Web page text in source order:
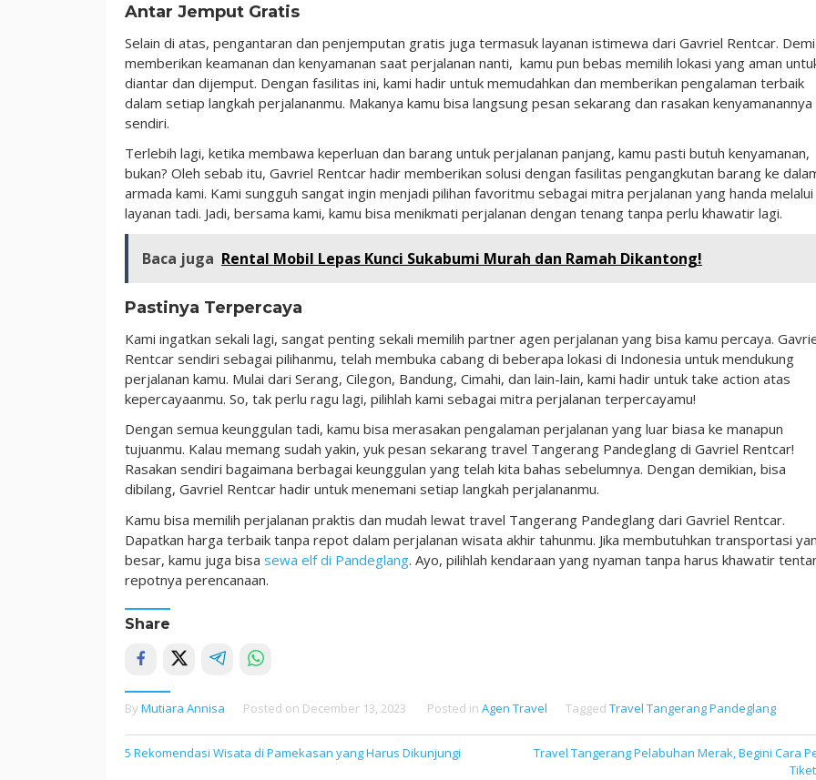
Antar Jemput Gratis
Selain di atas, pengantaran dan penjemputan gratis juga termasuk layanan istimewa dari Gavriel Rentcar. Demi
memberikan keamanan dan kenyamanan saat perjalanan nanti, kamu pun bebas memilih lokasi yang aman
diantar dan dijemput. Dengan fasilitas ini, kami hadir untuk memudahkan dan memberikan pengalaman terbaik
dalam setiap langkah perjalananmu. Makanya kamu bisa langsung pesan sekarang dan rasakan kenyamanannya
sendiri.
Terlebih lagi, ketika membawa keperluan dan barang untuk perjalanan panjang, kamu pasti butuh kenyamanan,
bukan? Oleh sebab itu, Gavriel Rentcar hadir memberikan solusi dengan fasilitas pengangkutan barang ke
armada kami. Kami sungguh sangat ingin menjadi pilihan favoritmu sebagai mitra perjalanan yang handa melalui
layanan tadi. Jadi, bersama kami, kamu bisa menikmati perjalanan dengan tenang tanpa perlu khawatir lagi.
Baca juga Rental Mobil Lepas Kunci Sukabumi Murah dan Ramah Dikantong!
Pastinya Terpercaya
Kami ingatkan sekali lagi, sangat penting sekali memilih partner agen perjalanan yang bisa kamu percaya.
Rentcar sendiri sebagai pilihanmu, telah membuka cabang di beberapa lokasi di Indonesia untuk mendukung
perjalanan kamu. Mulai dari Serang, Cilegon, Bandung, Cimahi, dan lain-lain, kami hadir untuk take action atas
kepercayaanmu. So, tak perlu ragu lagi, pilihlah kami sebagai mitra perjalanan terpercayamu!
Dengan semua keunggulan tadi, kamu bisa merasakan pengalaman perjalanan yang luar biasa ke manapun
tujuanmu. Kalau memang sudah yakin, yuk pesan sekarang travel Tangerang Pandeglang di Gavriel Rentcar!
Rasakan sendiri bagaimana berbagai keunggulan yang telah kita bahas sebelumnya. Dengan demikian, bisa
dibilang, Gavriel Rentcar hadir untuk menemani setiap langkah perjalananmu.
Kamu bisa memilih perjalanan praktis dan mudah lewat travel Tangerang Pandeglang dari Gavriel Rentcar.
Dapatkan harga terbaik tanpa repot dalam perjalanan wisata akhir tahunmu. Jika membutuhkan transportasi
besar, kamu juga bisa sewa elf di Pandeglang. Ayo, pilihlah kendaraan yang nyaman tanpa harus khawatir
repotnya perencanaan.
Share
By Mutiara Annisa Posted on December 13, 2023 Posted in Agen Travel Tagged Travel Tangerang Pandeglang
Post
5 Rekomendasi Wisata di Pamekasan yang Harus Dikunjungi
Travel Tangerang Pelabuhan Merak, Begini Cara